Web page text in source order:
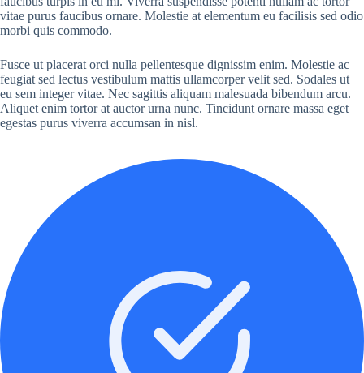
vitae purus faucibus ornare. Molestie at elementum eu facilisis sed odio
morbi quis commodo.
Fusce ut placerat orci nulla pellentesque dignissim enim. Molestie ac
feugiat sed lectus vestibulum mattis ullamcorper velit sed. Sodales ut
eu sem integer vitae. Nec sagittis aliquam malesuada bibendum arcu.
Aliquet enim tortor at auctor urna nunc. Tincidunt ornare massa eget
egestas purus viverra accumsan in nisl.